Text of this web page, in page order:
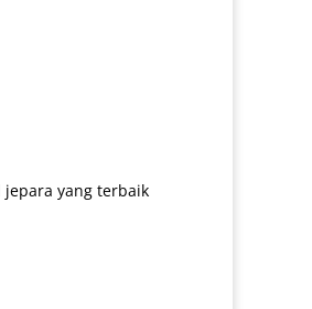
yang terbaik